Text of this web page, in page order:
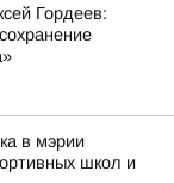
Гордеев:
в мэрии
школ и